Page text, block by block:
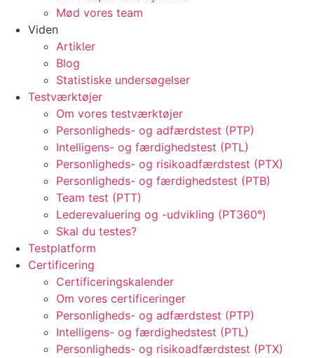
Mød vores team
Viden
Artikler
Blog
Statistiske undersøgelser
Testværktøjer
Om vores testværktøjer
Personligheds- og adfærdstest (PTP)
Intelligens- og færdighedstest (PTL)
Personligheds- og risikoadfærdstest (PTX)
Personligheds- og færdighedstest (PTB)
Team test (PTT)
Lederevaluering og -udvikling (PT360°)
Skal du testes?
Testplatform
Certificering
Certificeringskalender
Om vores certificeringer
Personligheds- og adfærdstest (PTP)
Intelligens- og færdighedstest (PTL)
Personligheds- og risikoadfærdstest (PTX)